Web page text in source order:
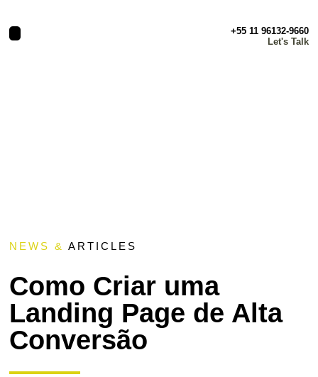
+55 11 96132-9660
Let's Talk
NEWS & ARTICLES
Como Criar uma
Landing Page de Alta
Conversão